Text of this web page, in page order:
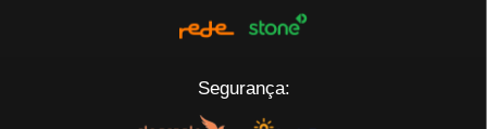
Segurança: